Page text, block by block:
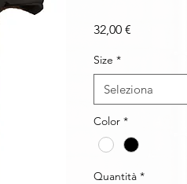
32,00 €
Size *
Seleziona
Color *
Quantità *